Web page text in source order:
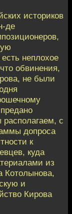
историков
де
неплохое
обвинения,
не были
с
допроса
к
куда
из
Котолынова,
и
Кирова